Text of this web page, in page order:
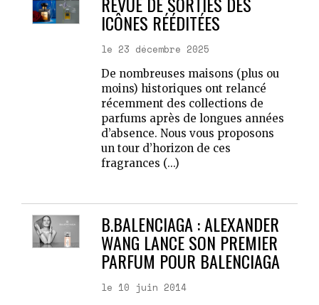
ICÔNES RÉÉDITÉES
le 23 décembre 2025
De nombreuses maisons (plus ou
moins) historiques ont relancé
récemment des collections de
parfums après de longues années
d’absence. Nous vous proposons
un tour d’horizon de ces
fragrances (...)
B.BALENCIAGA : ALEXANDER
WANG LANCE SON PREMIER
PARFUM POUR BALENCIAGA
le 10 juin 2014